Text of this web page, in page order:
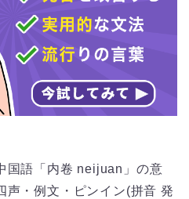
国語「内卷 neijuan」の意
声・例文・ピンイン(拼音 発